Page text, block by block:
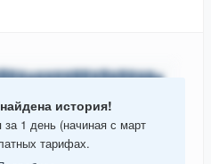
история!
1 день (начиная с март
тарифах.